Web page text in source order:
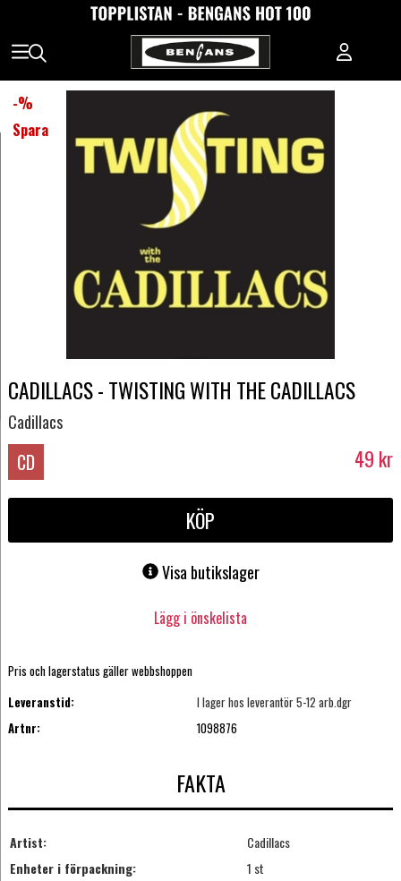
-%
Spara
CADILLACS - TWISTING WITH THE CADILLACS
Cadillacs
CD 49 kr
KÖP
Visa butikslager
Lägg i önskelista
Pris och lagerstatus gäller webbshoppen
Leveranstid:
I lager hos leverantör 5-12 arb.dgr
Artnr:
1098876
FAKTA
Artist:
Cadillacs
Enheter i förpackning:
1 st